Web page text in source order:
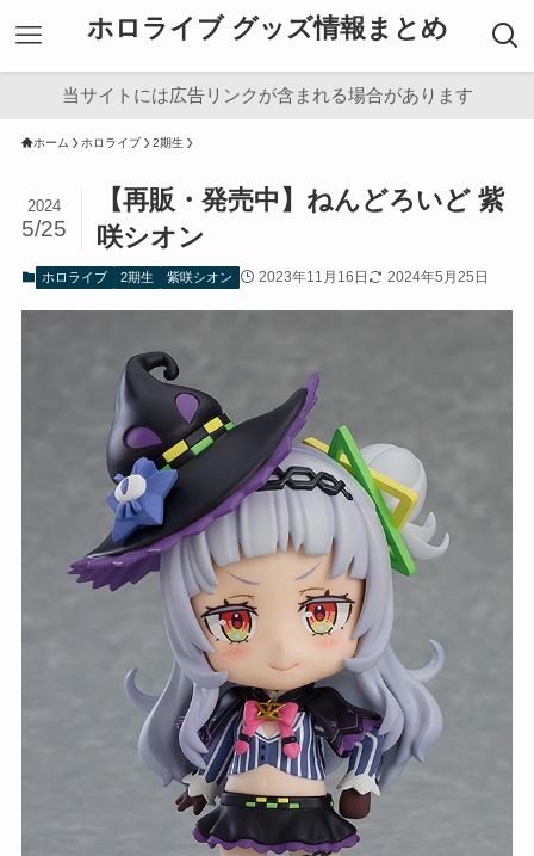
ホロライブ グッズ情報まとめ
当サイトには広告リンクが含まれる場合があります
ホーム ホロライブ 2期生
【再販・発売中】ねんどろいど 紫
咲シオン
2024
5/25
ホロライブ 2期生 紫咲シオン 2023年11月16日 2024年5月25日